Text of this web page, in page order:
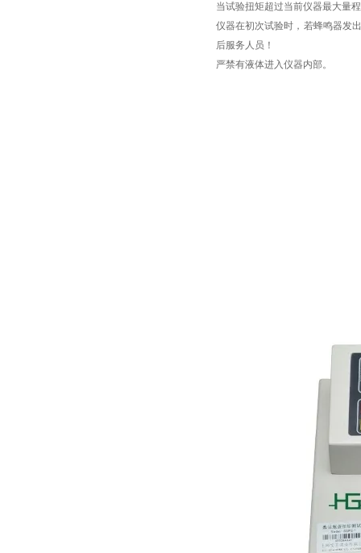
当试验扭矩超过当前仪器最大量
仪器在初次试验时，若蜂鸣器发
后服务人员！
严禁有液体进入仪器内部。